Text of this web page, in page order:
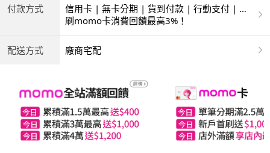
付款方式
信用卡 | 無卡分期 | 貨到付款 | 行動支付 | 超
商付款 | ATM | 銀聯卡
刷momo卡消費回饋最高3%！
配送方式 廠商宅配